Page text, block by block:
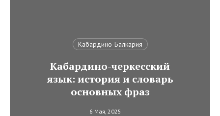
Кабардино-Балкария
Кабардино-черкесский
язык: история и словарь
основных фраз
6 Мая, 2025